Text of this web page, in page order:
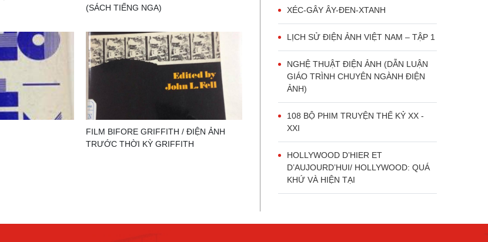
(SÁCH TIẾNG NGA)
FILM BIFORE GRIFFITH / ĐIỆN ẢNH
TRƯỚC THỜI KỲ GRIFFITH
XÉC-GÂY ÂY-ĐEN-XTANH
LỊCH SỬ ĐIỆN ẢNH VIỆT NAM – TẬP 1
NGHỆ THUẬT ĐIỆN ẢNH (DẪN LUẬN
GIÁO TRÌNH CHUYÊN NGÀNH ĐIỆN
ẢNH)
108 BỘ PHIM TRUYỆN THẾ KỶ XX -
XXI
HOLLYWOOD D’HIER ET
D’AUJOURD’HUI/ HOLLYWOOD: QUÁ
KHỨ VÀ HIỆN TẠI